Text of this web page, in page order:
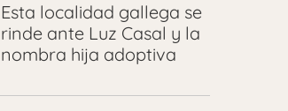
Esta localidad gallega se
rinde ante Luz Casal y la
nombra hija adoptiva